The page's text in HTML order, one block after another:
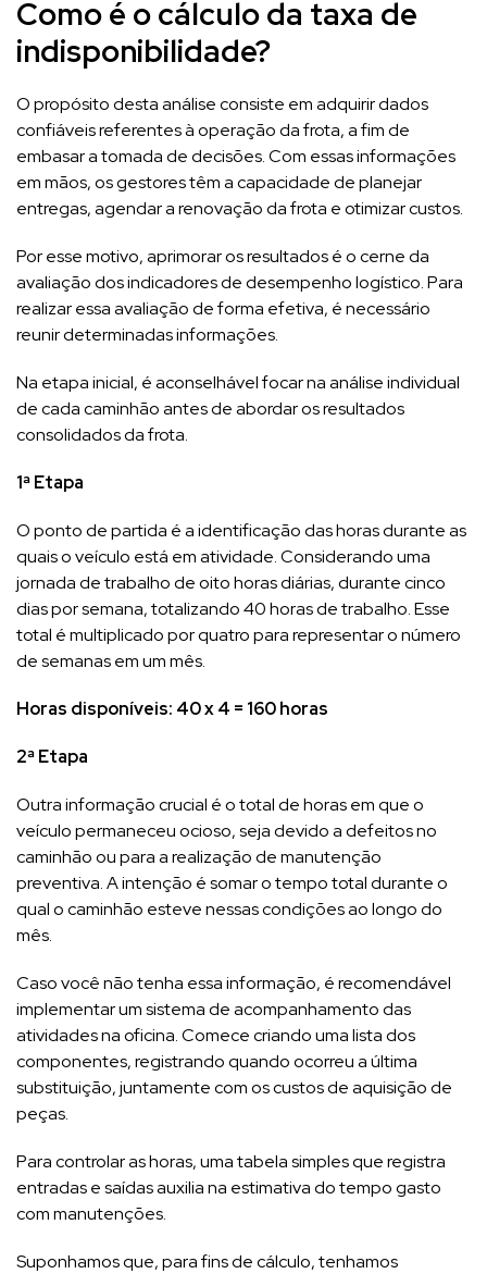
Como é o cálculo da taxa de
indisponibilidade?
O propósito desta análise consiste em adquirir dados
confiáveis referentes à operação da frota, a fim de
embasar a tomada de decisões. Com essas informações
em mãos, os gestores têm a capacidade de planejar
entregas, agendar a renovação da frota e otimizar custos.
Por esse motivo, aprimorar os resultados é o cerne da
avaliação dos indicadores de desempenho logístico. Para
realizar essa avaliação de forma efetiva, é necessário
reunir determinadas informações.
Na etapa inicial, é aconselhável focar na análise individual
de cada caminhão antes de abordar os resultados
consolidados da frota.
1ª Etapa
O ponto de partida é a identificação das horas durante as
quais o veículo está em atividade. Considerando uma
jornada de trabalho de oito horas diárias, durante cinco
dias por semana, totalizando 40 horas de trabalho. Esse
total é multiplicado por quatro para representar o número
de semanas em um mês.
Horas disponíveis: 40 x 4 = 160 horas
2ª Etapa
Outra informação crucial é o total de horas em que o
veículo permaneceu ocioso, seja devido a defeitos no
caminhão ou para a realização de manutenção
preventiva. A intenção é somar o tempo total durante o
qual o caminhão esteve nessas condições ao longo do
mês.
Caso você não tenha essa informação, é recomendável
implementar um sistema de acompanhamento das
atividades na oficina. Comece criando uma lista dos
componentes, registrando quando ocorreu a última
substituição, juntamente com os custos de aquisição de
peças.
Para controlar as horas, uma tabela simples que registra
entradas e saídas auxilia na estimativa do tempo gasto
com manutenções.
Suponhamos que, para fins de cálculo, tenhamos